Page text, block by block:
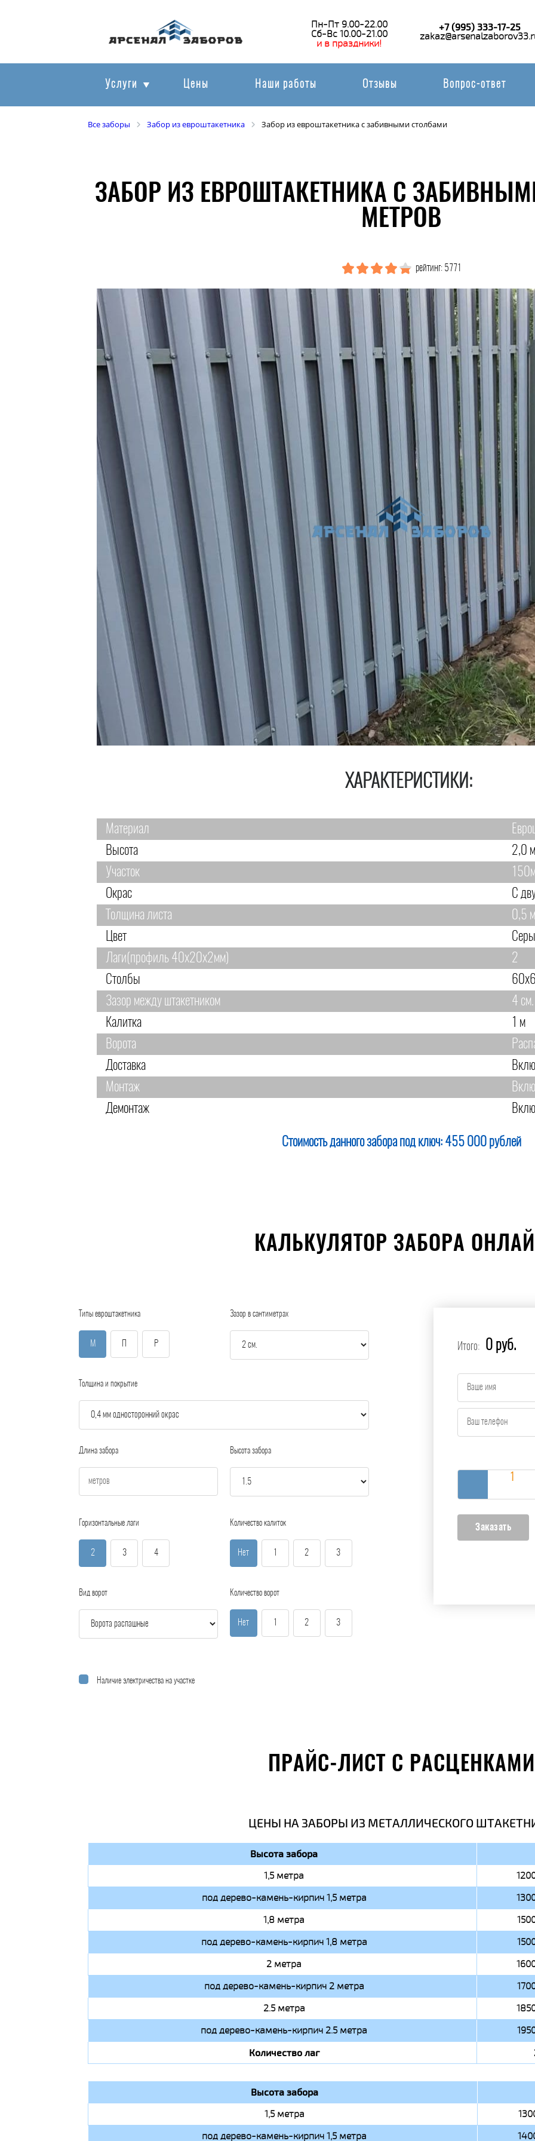
Пн-Пт 9.00-22.00
Сб-Вс 10.00-21.00
и в праздники!
+7 (995) 333-17-25
Услуги Цены Наши работы Отзывы Вопрос-ответ
Все заборы Забор из евроштакетника Забор из евроштакетника с забивными столбами
ЗАБОР ИЗ ЕВРОШТАКЕТНИКА С
МЕТРОВ
рейтинг: 5771
ХАРАКТЕРИСТИКИ:
Материал
Высота
2,0
Участок
150м
Окрас
С
Толщина листа
0,5
Цвет
Лаги(профиль 40х20х2мм)
2
Столбы
Зазор между штакетником
4 см.
Калитка
1 м
Ворота
Доставка
Монтаж
Демонтаж
Стоимость данного забора под ключ: 455 000 рублей
КАЛЬКУЛЯТОР ЗАБОРА
Типы евроштакетника
М Р
Зазор в сантиметрах
Толщина и покрытие
Длина забора Высота забора
Горизонтальные лаги
2 3 4
Количество калиток
Нет 2 3
Вид ворот Количество ворот
Нет 2 3
Наличие электричества на участке
Итого: 0 руб.
ПРАЙС-ЛИСТ С РАСЦЕНКАМИ
ЦЕНЫ НА ЗАБОРЫ ИЗ МЕТАЛЛИЧЕСКОГО
Высота забора
1,5 метра
под дерево-камень-кирпич 1,5 метра
1,8 метра
под дерево-камень-кирпич 1,8 метра
2 метра
под дерево-камень-кирпич 2 метра
2.5 метра
под дерево-камень-кирпич 2.5 метра
Количество лаг
Высота забора
1,5 метра
под дерево-камень-кирпич 1,5 метра